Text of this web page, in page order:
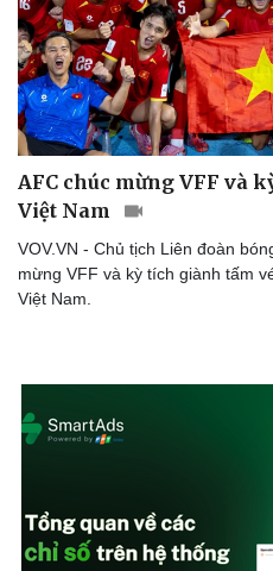
AFC chúc mừng VFF và
Việt Nam
VOV.VN - Chủ tịch Liên đoàn
mừng VFF và kỳ tích giành tấm
Việt Nam.